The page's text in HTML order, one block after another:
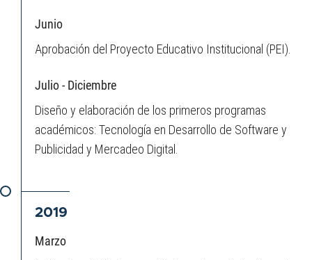
Junio
Aprobación del Proyecto Educativo Institucional (PEI).
Julio - Diciembre
Diseño y elaboración de los primeros programas
académicos: Tecnología en Desarrollo de Software y
Publicidad y Mercadeo Digital.
2019
Marzo